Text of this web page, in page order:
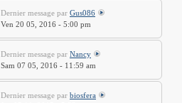
Dernier message par Gus086
Ven 20 05, 2016 - 5:00 pm
Dernier message par Nancy
Sam 07 05, 2016 - 11:59 am
Dernier message par biosfera